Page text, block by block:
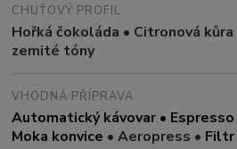
CHUŤOVÝ PROFIL
Hořká čokoláda • Citronová kůra
zemité tóny
VHODNÁ PŘÍPRAVA
Automatický kávovar • Espresso
Moka konvice • Aeropress • Filtr